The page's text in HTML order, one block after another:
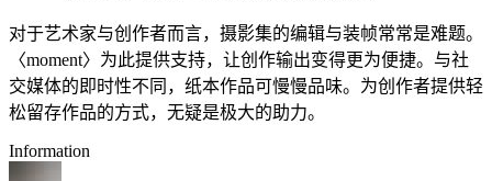
对于艺术家与创作者而言，摄影集的编辑与装帧常常是难题。
〈moment〉为此提供支持，让创作输出变得更为便捷。与社
交媒体的即时性不同，纸本作品可慢慢品味。为创作者提供轻
松留存作品的方式，无疑是极大的助力。
Information